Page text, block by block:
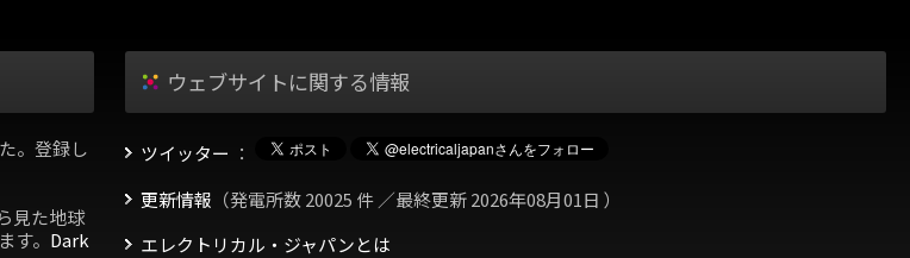
。登録し
見た地球
。 Dark
ウェブサイトに関する情報
ツイッター ：
更新情報 （発電所数 20025 件 ／最終更新 2026年08月01日 ）
エレクトリカル・ジャパンとは